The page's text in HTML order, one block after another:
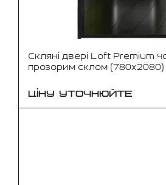
Скляні двері Loft Premium
прозорим склом (780x2080)
ЦІНУ УТОЧНЮЙТЕ